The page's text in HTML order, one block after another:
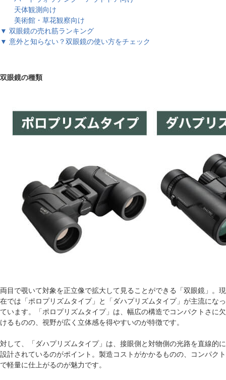
天体観測向け
美術館・草花観察向け
▼ 双眼鏡の売れ筋ランキング
▼ 意外と知らない？双眼鏡の使い方をチェック
双眼鏡の種類
両目で覗いて対象を正立像で拡大して見ることができる「双眼鏡」。現
在では「ポロプリズムタイプ」と「ダハプリズムタイプ」が主流になっ
ています。「ポロプリズムタイプ」は、幅広の構造でコンパクトさに欠
けるものの、視野が広く立体感を得やすいのが特徴です。
対して、「ダハプリズムタイプ」は、接眼側と対物側の光路を直線的に
設計されているのがポイント。製造コストがかかるものの、コンパクト
で軽量に仕上がるのが魅力です。